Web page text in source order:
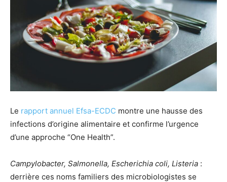
Le rapport annuel Efsa-ECDC montre une hausse des
infections d’origine alimentaire et confirme l’urgence
d’une approche “One Health”.
Campylobacter, Salmonella, Escherichia coli, Listeria :
derrière ces noms familiers des microbiologistes se